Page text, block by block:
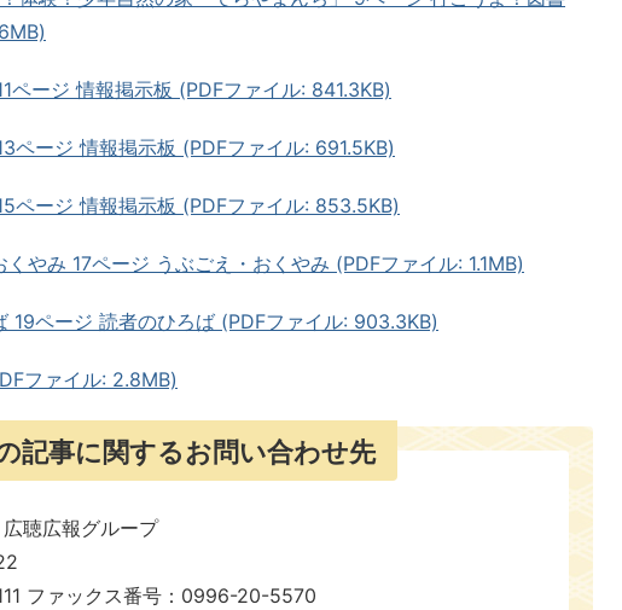
ページ 情報掲示板 (PDFファイル: 841.3KB)
ページ 情報掲示板 (PDFファイル: 691.5KB)
ページ 情報掲示板 (PDFファイル: 853.5KB)
やみ 17ページ うぶごえ・おくやみ (PDFファイル: 1.1MB)
19ページ 読者のひろば (PDFファイル: 903.3KB)
ファイル: 2.8MB)
記事に関するお問い合わせ先
聴広報グループ
ファックス番号：0996-20-5570